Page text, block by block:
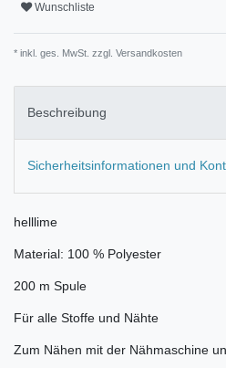
Wunschliste
* inkl. ges. MwSt. zzgl. Versandkosten
Beschreibung
Sicherheitsinformationen und
helllime
Material: 100 % Polyester
200 m Spule
Für alle Stoffe und Nähte
Zum Nähen mit der Nähmaschine